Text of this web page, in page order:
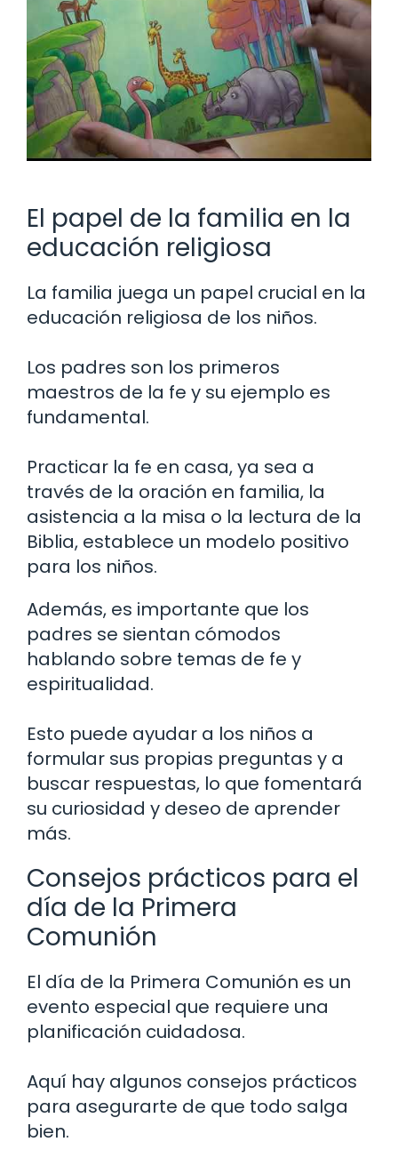
El papel de la familia en la
educación religiosa
La familia juega un papel crucial en la
educación religiosa de los niños.
Los padres son los primeros
maestros de la fe y su ejemplo es
fundamental.
Practicar la fe en casa, ya sea a
través de la oración en familia, la
asistencia a la misa o la lectura de la
Biblia, establece un modelo positivo
para los niños.
Además, es importante que los
padres se sientan cómodos
hablando sobre temas de fe y
espiritualidad.
Esto puede ayudar a los niños a
formular sus propias preguntas y a
buscar respuestas, lo que fomentará
su curiosidad y deseo de aprender
más.
Consejos prácticos para el
día de la Primera
Comunión
El día de la Primera Comunión es un
evento especial que requiere una
planificación cuidadosa.
Aquí hay algunos consejos prácticos
para asegurarte de que todo salga
bien.